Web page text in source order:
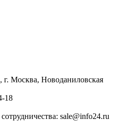
г. Москва, Новоданиловская
18
sale@info24.ru